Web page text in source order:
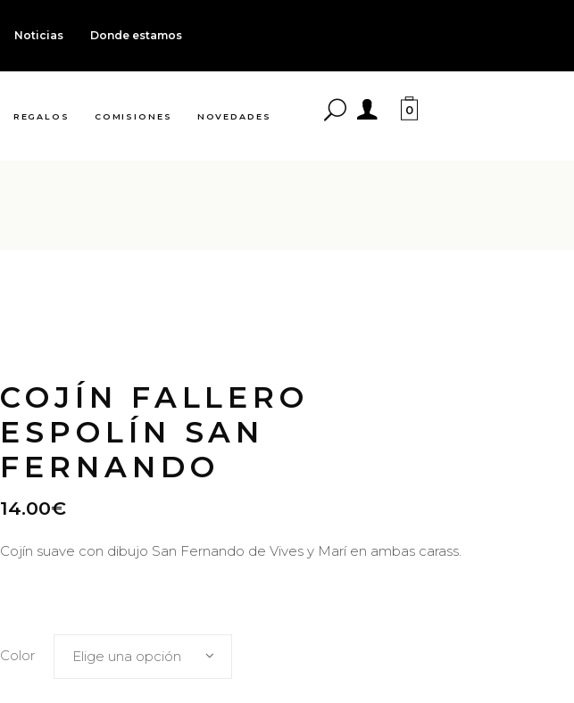
Noticias Donde estamos
REGALOS COMISIONES NOVEDADES 0
COJÍN FALLERO
ESPOLÍN SAN
FERNANDO
14.00€
Cojín suave con dibujo San Fernando de Vives y Marí en ambas carass.
Color Elige una opción